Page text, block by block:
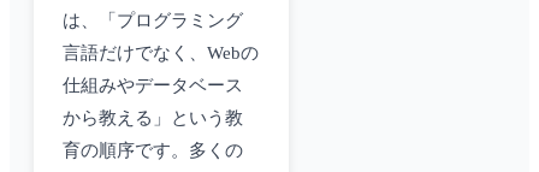
は、「プログラミング
言語だけでなく、Webの
仕組みやデータベース
から教える」という教
育の順序です。多くの